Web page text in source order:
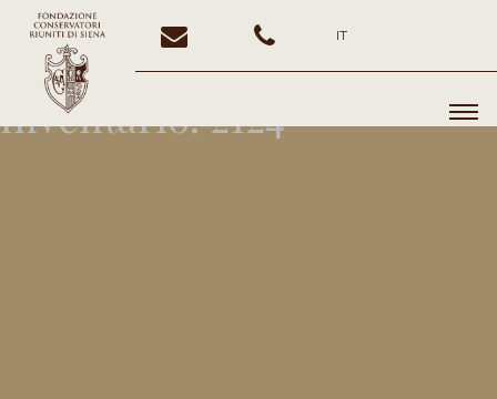
IT
Inventario:2124